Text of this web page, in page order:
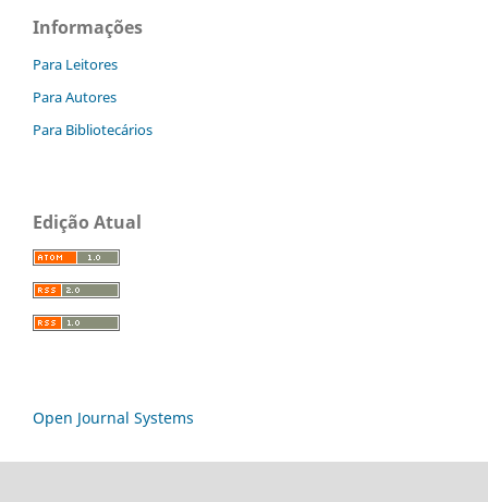
Informações
Para Leitores
Para Autores
Para Bibliotecários
Edição Atual
Open Journal Systems